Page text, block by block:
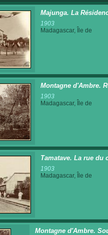
Majunga. La
1903
Madagascar, Île de
Montagne d'Ambre.
1903
Madagascar, Île de
Tamatave. La rue du
1903
Madagascar, Île de
Montagne d'Ambre.